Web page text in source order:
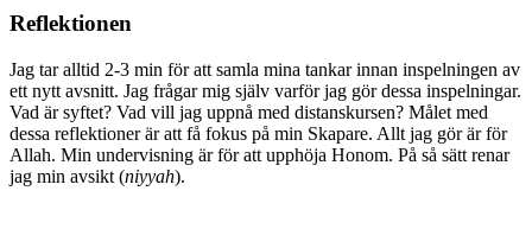
Reflektionen
Jag tar alltid 2-3 min för att samla mina tankar innan inspelningen av
ett nytt avsnitt. Jag frågar mig själv varför jag gör dessa inspelningar.
Vad är syftet? Vad vill jag uppnå med distanskursen? Målet med
dessa reflektioner är att få fokus på min Skapare. Allt jag gör är för
Allah. Min undervisning är för att upphöja Honom. På så sätt renar
jag min avsikt (niyyah).